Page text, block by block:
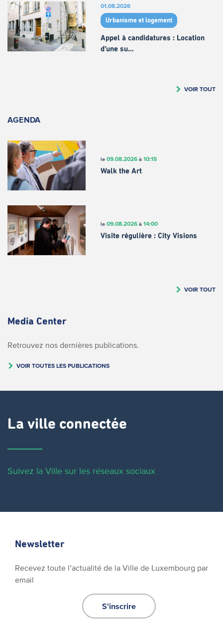
01.08.2026
Urbanisme et logement
Appel à candidatures : Location
d’une su…
VOIR TOUT
AGENDA
le 09.08.2026à 10:15
Walk the Art
le 09.08.2026à 14:00
Visite régulière : City Visions
VOIR TOUT
Media Center
Retrouvez nos dernières publications.
VOIR TOUTES LES PUBLICATIONS
La ville connectée
Suivez la Ville sur les réseaux sociaux
Newsletter
Recevez toute l’actualité de la Ville de Luxembourg par
email
S'inscrire